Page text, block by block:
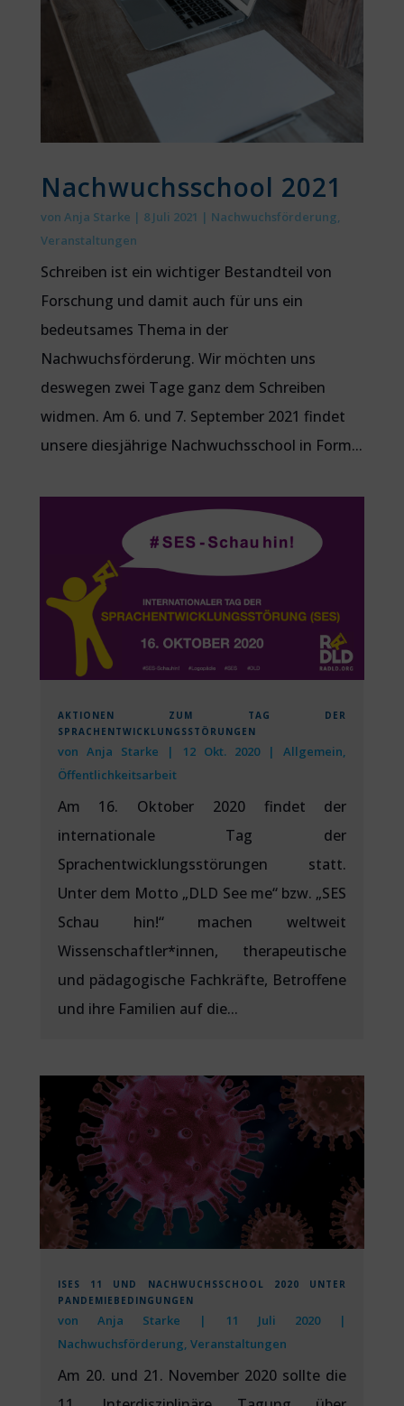
Nachwuchsschool 2021
von Anja Starke | 8 Juli 2021 | Nachwuchsförderung,
Veranstaltungen
Schreiben ist ein wichtiger Bestandteil von
Forschung und damit auch für uns ein
bedeutsames Thema in der
Nachwuchsförderung. Wir möchten uns
deswegen zwei Tage ganz dem Schreiben
widmen. Am 6. und 7. September 2021 findet
unsere diesjährige Nachwuchsschool in Form...
AKTIONEN ZUM TAG DER
SPRACHENTWICKLUNGSSTÖRUNGEN
von Anja Starke | 12 Okt. 2020|Allgemein,
Öffentlichkeitsarbeit
Am 16. Oktober 2020 findet der
internationale Tag der
Sprachentwicklungsstörungen statt.
Unter dem Motto „DLD See me“ bzw. „SES
Schau hin!“ machen weltweit
Wissenschaftler*innen, therapeutische
und pädagogische Fachkräfte, Betroffene
und ihre Familien auf die...
ISES 11 UND NACHWUCHSSCHOOL 2020 UNTER
PANDEMIEBEDINGUNGEN
von Anja Starke | 11 Juli 2020|
Nachwuchsförderung, Veranstaltungen
Am 20. und 21. November 2020 sollte die